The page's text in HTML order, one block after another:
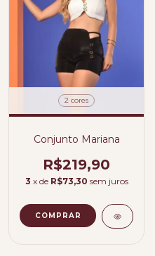
2 cores
Conjunto Mariana
R$219,90
3 x de R$73,30 sem juros
COMPRAR